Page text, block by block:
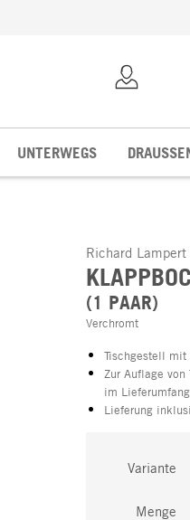
UNTERWEGS
Richard Lampert
(1 PAAR)
Verchromt
Tischgestell mit
Zur Auflage
im
Lieferung
Variante
Menge